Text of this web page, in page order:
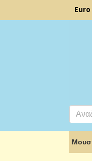
Euro